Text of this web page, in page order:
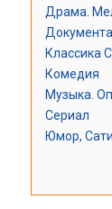
Драма.
Классика
Комедия
Музыка.
Сериал
Юмор,